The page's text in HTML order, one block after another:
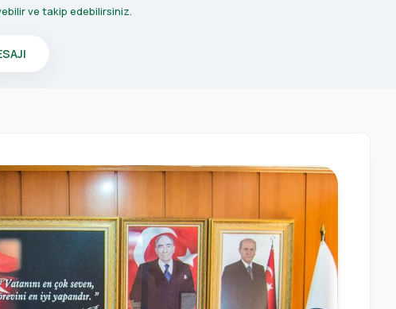
ve takip edebilirsiniz.